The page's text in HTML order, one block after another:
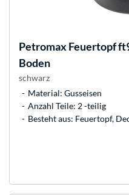
PetromaxFeuertopf
Boden
schwarz
Material: Gusseisen
Anzahl Teile: 2 -teilig
Besteht aus: Feuertopf,